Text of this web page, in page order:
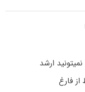
ارشد
فارغ